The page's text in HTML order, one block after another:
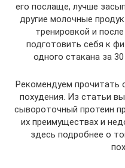
его послаще, лучше
другие молочные
тренировкой и
подготовить себя к
одного стакана за
Рекомендуем прочитать
похудения. Из статьи
сывороточный протеин
их преимуществах и
здесь подробнее о